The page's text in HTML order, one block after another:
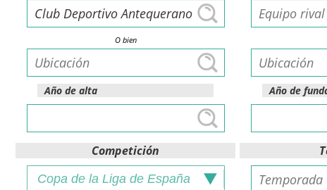
O bien
Año de alta Año de
Competición